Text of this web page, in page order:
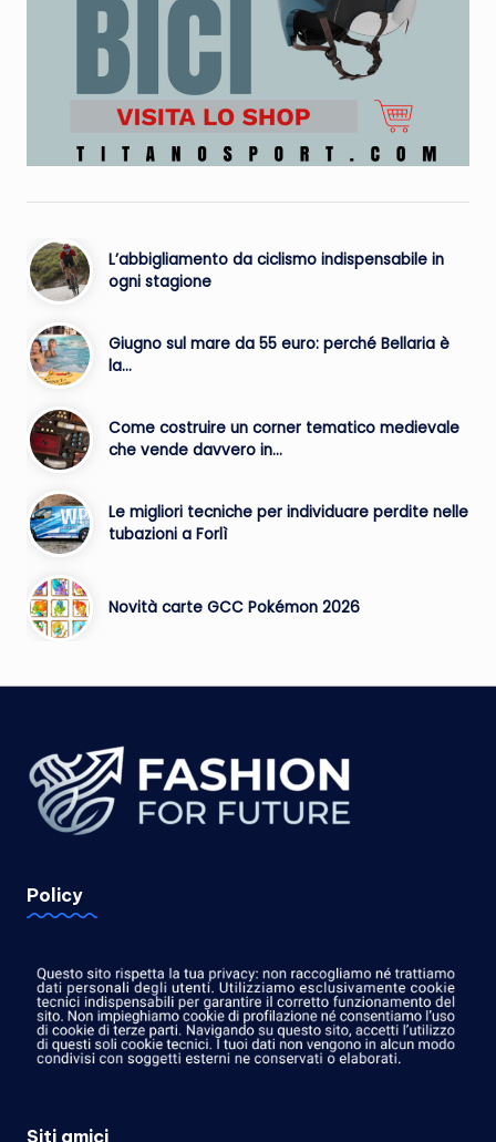
L’abbigliamento da ciclismo indispensabile in
ogni stagione
Giugno sul mare da 55 euro: perché Bellaria è
la…
Come costruire un corner tematico medievale
che vende davvero in…
Le migliori tecniche per individuare perdite nelle
tubazioni a Forlì
Novità carte GCC Pokémon 2026
Policy
Siti amici